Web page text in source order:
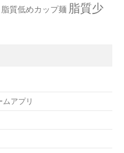
脂質低めカップ麺 脂質少
ムアプリ